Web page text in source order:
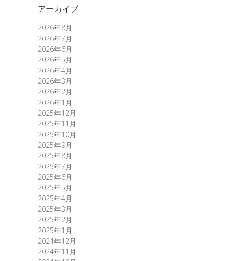
アーカイブ
2026年8月
2026年7月
2026年6月
2026年5月
2026年4月
2026年3月
2026年2月
2026年1月
2025年12月
2025年11月
2025年10月
2025年9月
2025年8月
2025年7月
2025年6月
2025年5月
2025年4月
2025年3月
2025年2月
2025年1月
2024年12月
2024年11月